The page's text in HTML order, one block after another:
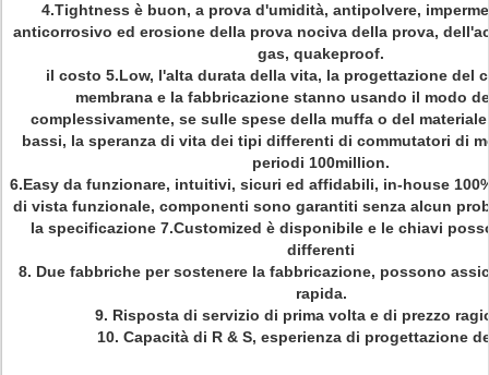
4.Tightness è buon, a prova d'umidità, antipolvere,
anticorrosivo ed erosione della prova nociva della prova,
gas, quakeproof.
il costo 5.Low, l'alta durata della vita, la progettazione del
membrana e la fabbricazione stanno usando il modo
complessivamente, se sulle spese della muffa o del
bassi, la speranza di vita dei tipi differenti di commutatori di
periodi 100million.
6.Easy da funzionare, intuitivi, sicuri ed affidabili, in-house
di vista funzionale, componenti sono garantiti senza alcun
la specificazione 7.Customized è disponibile e le chiavi
differenti
8. Due fabbriche per sostenere la fabbricazione, possono
rapida.
9. Risposta di servizio di prima volta e di prezzo
10. Capacità di R & S, esperienza di progettazione